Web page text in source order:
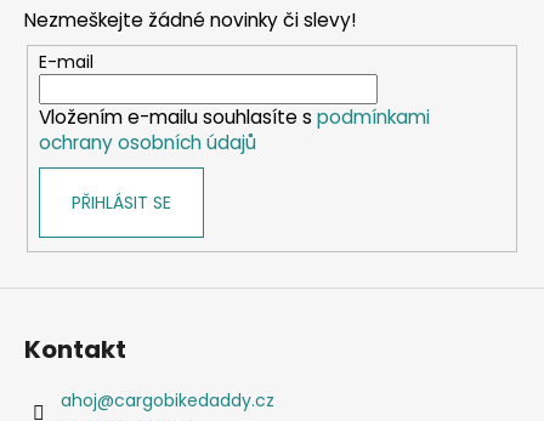
Nezmeškejte žádné novinky či slevy!
E-mail
Vložením e-mailu souhlasíte s podmínkami
ochrany osobních údajů
PŘIHLÁSIT SE
Kontakt
ahoj@cargobikedaddy.cz